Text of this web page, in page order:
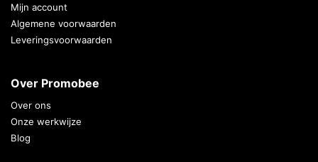
Mijn account
Algemene voorwaarden
Leveringsvoorwaarden
Over Promobee
Over ons
Onze werkwijze
Blog